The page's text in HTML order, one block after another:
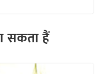
सकता हैं